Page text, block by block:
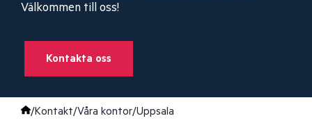
Välkommen till oss!
Kontakta oss
/Kontakt/Våra kontor/Uppsala